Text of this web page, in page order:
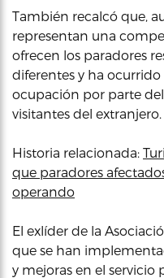
También recalcó que,
representan una
ofrecen los paradores
diferentes y ha
ocupación por parte
visitantes del extranjero.
Historia relacionada:
que paradores
operando
El exlíder de la
que se han
y mejoras en el servicio